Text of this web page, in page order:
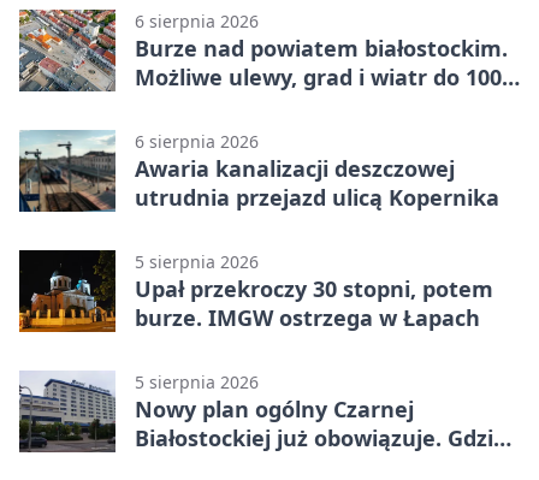
6 sierpnia 2026
Burze nad powiatem białostockim.
Możliwe ulewy, grad i wiatr do 100
6 sierpnia 2026
Awaria kanalizacji deszczowej
utrudnia przejazd ulicą Kopernika
5 sierpnia 2026
Upał przekroczy 30 stopni, potem
burze. IMGW ostrzega w Łapach
5 sierpnia 2026
Nowy plan ogólny Czarnej
Białostockiej już obowiązuje. Gdzie